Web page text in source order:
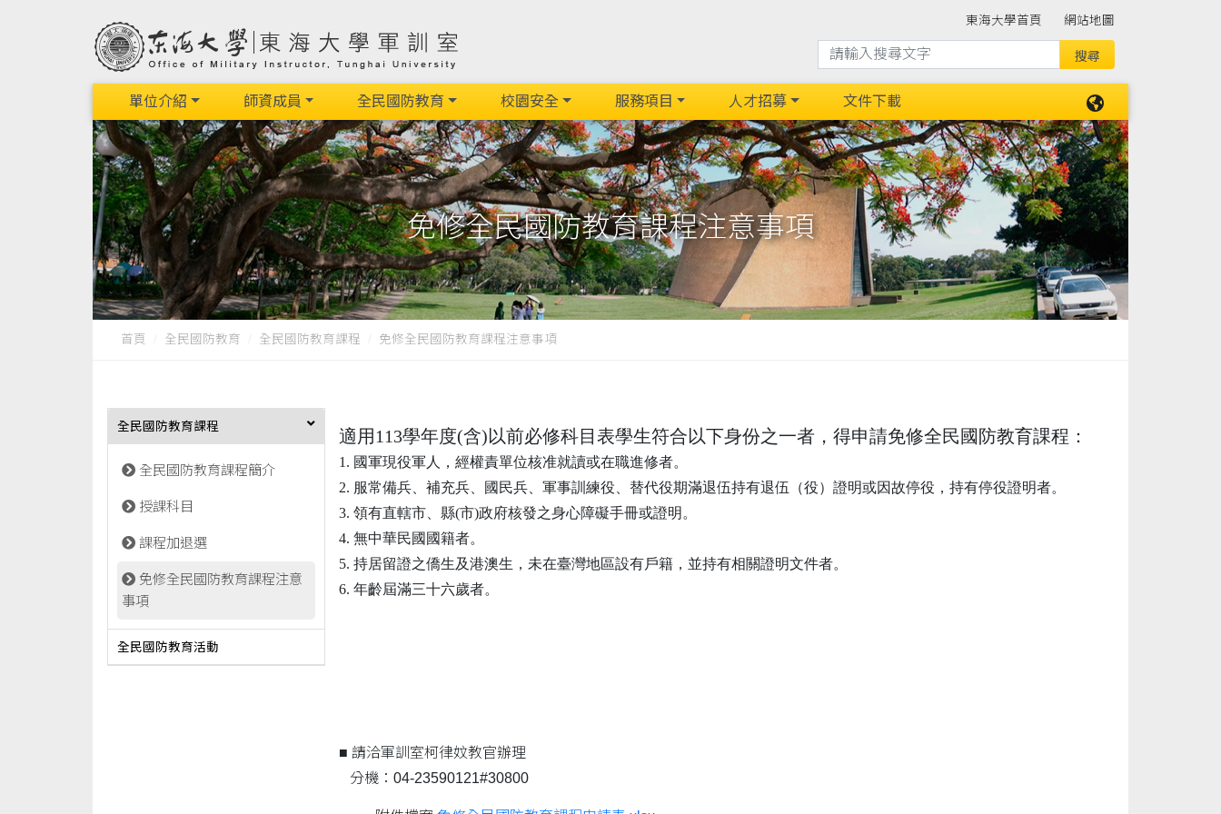
東海大學首頁 網站地圖
單位介紹 師資成員 全民國防教育 校園安全 服務項目 人才招募 文件下載
免修全民國防教育課程注意事項
首頁 全民國防教育 全民國防教育課程 免修全民國防教育課程注意事項
全民國防教育課程
全民國防教育課程簡介
授課科目
課程加退選
免修全民國防教育課程注意
事項
全民國防教育活動
適用113學年度(含)以前必修科目表學生符合以下身份之一者，得申請免修全民國防教育課程：
1. 國軍現役軍人，經權責單位核准就讀或在職進修者。
2. 服常備兵、補充兵、國民兵、軍事訓練役、替代役期滿退伍持有退伍（役）證明或因故停役，持有停役證明者。
3. 領有直轄市、縣(市)政府核發之身心障礙手冊或證明。
4. 無中華民國國籍者。
5. 持居留證之僑生及港澳生，未在臺灣地區設有戶籍，並持有相關證明文件者。
6. 年齡屆滿三十六歲者。
■ 請洽軍訓室柯律妏教官辦理
分機：04-23590121#30800